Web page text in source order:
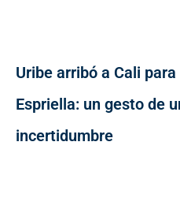
Uribe arribó a Cali
Espriella: un gesto de
incertidumbre